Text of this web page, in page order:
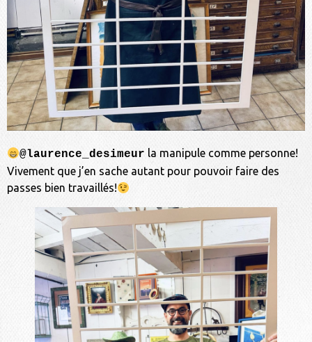
@laurence_desimeur la manipule comme personne!
Vivement que j’en sache autant pour pouvoir faire des
passes bien travaillés!